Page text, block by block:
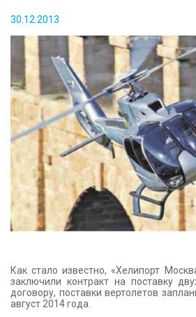
КОНТАКТЫ
30.12.2013
Как стало известно, «Хелипорт
заключили контракт на поставку
договору, поставки вертолетов
август 2014 года.